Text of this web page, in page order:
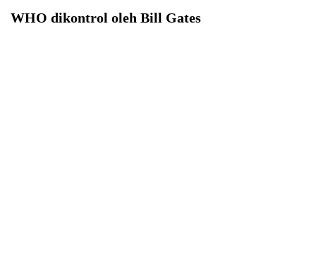
WHO dikontrol oleh Bill Gates